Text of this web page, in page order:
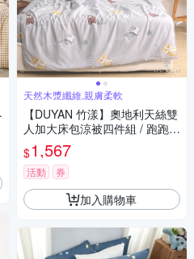
天然木漿纖維,親膚柔軟
【DUYAN 竹漾】奧地利天絲雙
人加大床包涼被四件組 / 跑跑柯
基 台灣製
$1,567
活動 券
加入購物車